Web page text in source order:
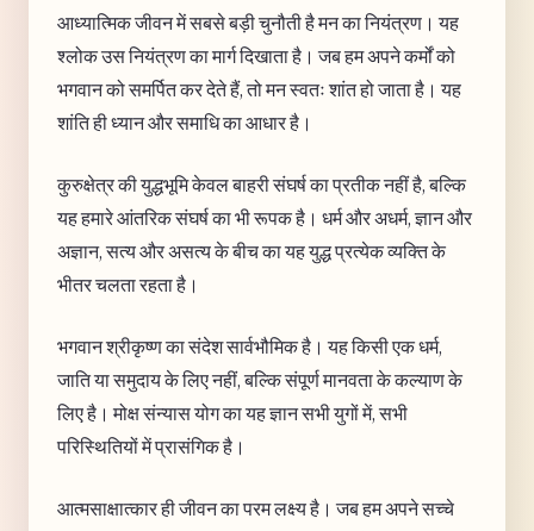
आध्यात्मिक जीवन में सबसे बड़ी चुनौती है मन का नियंत्रण। यह
श्लोक उस नियंत्रण का मार्ग दिखाता है। जब हम अपने कर्मों को
भगवान को समर्पित कर देते हैं, तो मन स्वतः शांत हो जाता है। यह
शांति ही ध्यान और समाधि का आधार है।
कुरुक्षेत्र की युद्धभूमि केवल बाहरी संघर्ष का प्रतीक नहीं है, बल्कि
यह हमारे आंतरिक संघर्ष का भी रूपक है। धर्म और अधर्म, ज्ञान और
अज्ञान, सत्य और असत्य के बीच का यह युद्ध प्रत्येक व्यक्ति के
भीतर चलता रहता है।
भगवान श्रीकृष्ण का संदेश सार्वभौमिक है। यह किसी एक धर्म,
जाति या समुदाय के लिए नहीं, बल्कि संपूर्ण मानवता के कल्याण के
लिए है। मोक्ष संन्यास योग का यह ज्ञान सभी युगों में, सभी
परिस्थितियों में प्रासंगिक है।
आत्मसाक्षात्कार ही जीवन का परम लक्ष्य है। जब हम अपने सच्चे